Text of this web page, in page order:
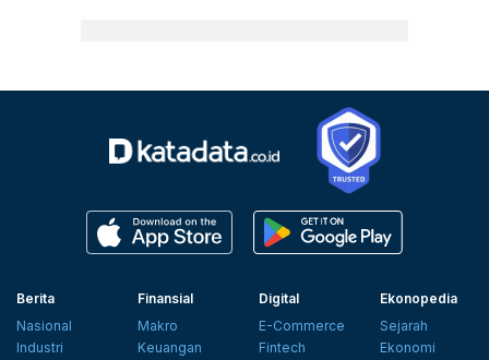
Berita
Nasional
Industri
Finansial
Makro
Keuangan
Digital
E-Commerce
Fintech
Ekonopedia
Sejarah
Ekonomi